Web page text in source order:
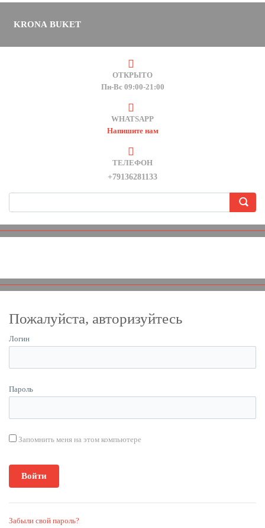
KRONA BUKET
ОТКРЫТО
Пн-Вс 09:00-21:00
WHATSAPP
Напишите нам
ТЕЛЕФОН
+79136281133
Пожалуйста, авторизуйтесь
Логин
Пароль
Запомнить меня на этом компьютере
Забыли свой пароль?